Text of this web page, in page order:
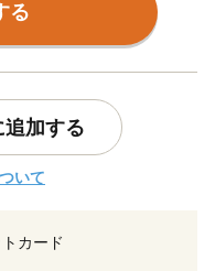
る
追加する
いて
カード